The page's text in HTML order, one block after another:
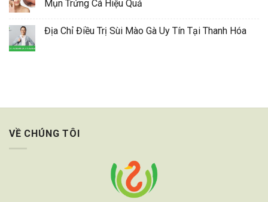
Mụn Trứng Cá Hiệu Quả
Địa Chỉ Điều Trị Sùi Mào Gà Uy Tín Tại Thanh Hóa
VỀ CHÚNG TÔI